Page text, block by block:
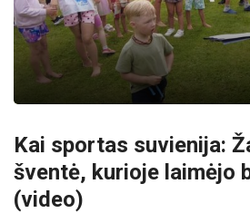
Kai sportas suvienija:
šventė, kurioje laimėjo
(video)